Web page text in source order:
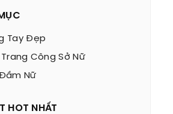
Tay Đẹp
Trang Công Sở Nữ
Nữ
HOT NHẤT